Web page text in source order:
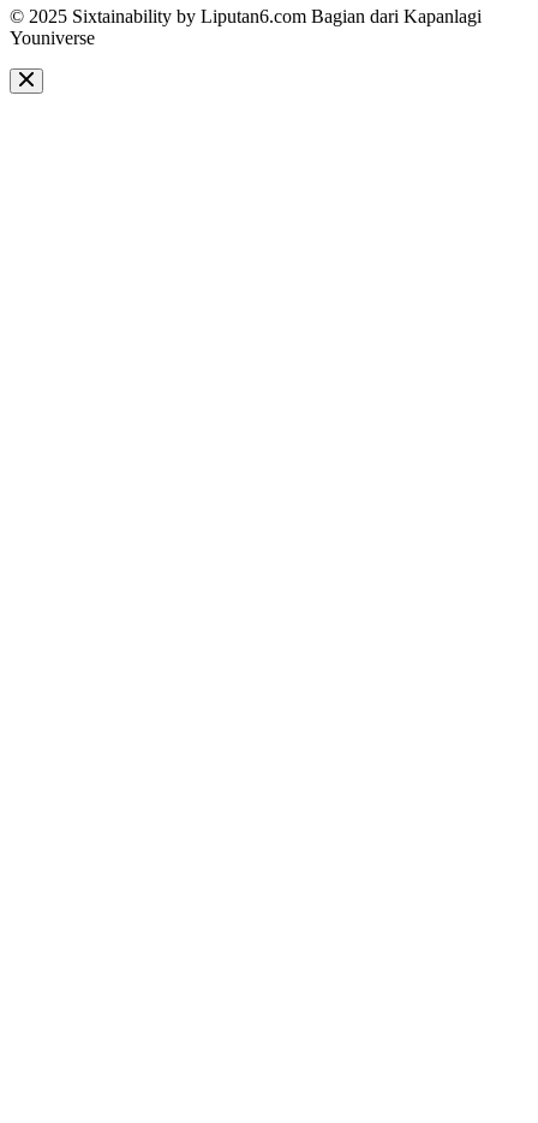
© 2025 Sixtainability by Liputan6.com Bagian dari Kapanlagi
Youniverse